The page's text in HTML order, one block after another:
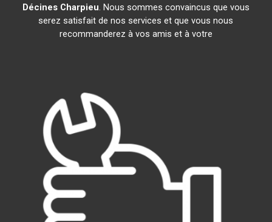
Décines Charpieu. Nous sommes convaincus que vous
serez satisfait de nos services et que vous nous
recommanderez à vos amis et à votre